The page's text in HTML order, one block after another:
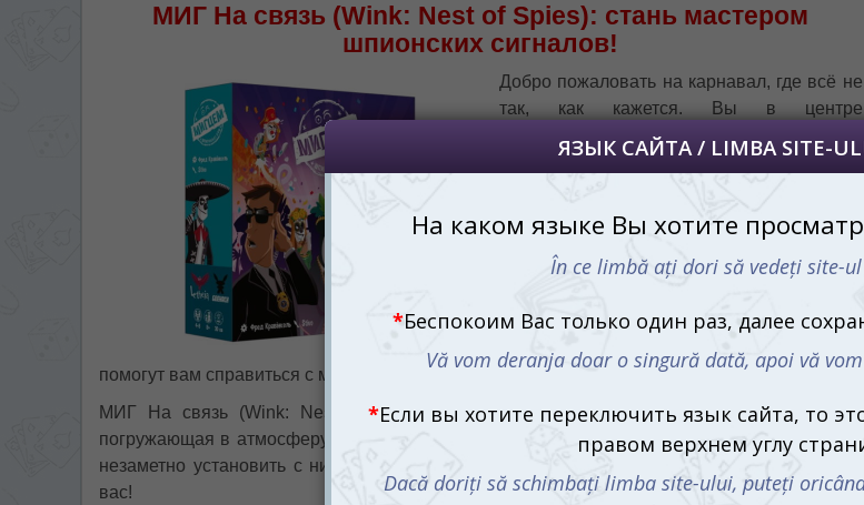
МИГ На связь (Wink: Nest of Spies): стань мастером
шпионских сигналов!
Добро пожаловать на карнавал, где всё не
так, как кажется. Вы в центре
великолепного маскарада, полном ярких
костюмов, блестящих масок и танцев. Но
веселья, вам предстоит стать тайным
агентом. Где-то в толпе прячется ваш
сообщник, ждущий сигнала. Но будьте
следят агенты контрразведки. Только
ловкость, скрытность и острый взгляд
помогут вам справиться с миссией!
МИГ На связь (Wink: Nest of Spies) — это весёлая и динамичная настольная игра,
погружающая в атмосферу интриг и недоверия. Ваша задача — найти своих союзников и
незаметно установить с ними контакт. Но помните: один неверный взгляд может выдать
вас!